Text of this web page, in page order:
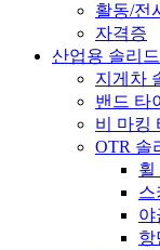
활동/전
자격증
산업용 솔리
지게차
밴드 타
비 마킹
OTR 솔
휠
스
야
항